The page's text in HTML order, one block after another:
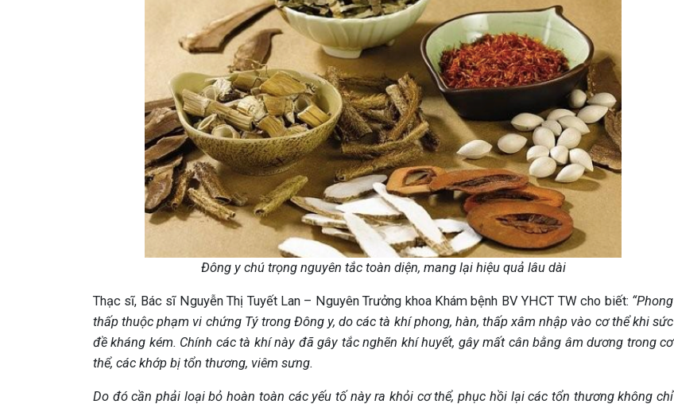
Đông y chú trọng nguyên tắc toàn diện, mang lại hiệu quả lâu dài
Thạc sĩ, Bác sĩ Nguyễn Thị Tuyết Lan – Nguyên Trưởng khoa Khám bệnh BV YHCT TW cho biết: “Phong
thấp thuộc phạm vi chứng Tý trong Đông y, do các tà khí phong, hàn, thấp xâm nhập vào cơ thể khi sức
đề kháng kém. Chính các tà khí này đã gây tắc nghẽn khí huyết, gây mất cân bằng âm dương trong cơ
thể, các khớp bị tổn thương, viêm sưng.
Do đó cần phải loại bỏ hoàn toàn các yếu tố này ra khỏi cơ thể, phục hồi lại các tổn thương không chỉ